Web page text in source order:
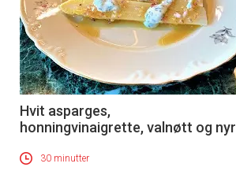
Hvit asparges,
honningvinaigrette, valnøtt og nyr
30 minutter